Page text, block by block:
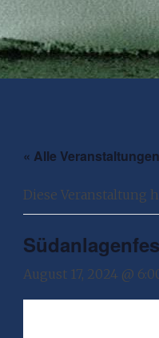
« Alle Veranstaltungen
Diese Veranstaltung
August 17, 2024 @